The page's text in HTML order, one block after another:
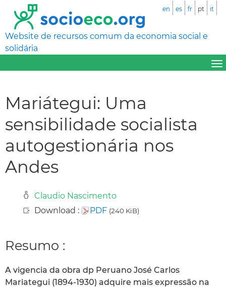
Website de recursos comum da economia social e
solidária
en es fr pt it
Mariátegui: Uma
sensibilidade socialista
autogestionária nos
Andes
Claudio Nascimento
Download :
PDF (240 KiB)
Resumo :
A vigencia da obra dp Peruano José Carlos
Mariategui (1894-1930) adquire mais expressão na